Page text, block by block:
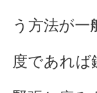
う方法が
度であれば